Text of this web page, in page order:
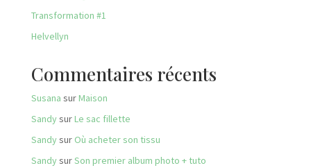
Transformation #1
Helvellyn
Commentaires récents
Susana surMaison
SandysurLe sac fillette
Sandysur Où acheter son tissu
SandysurSon premier album photo + tuto